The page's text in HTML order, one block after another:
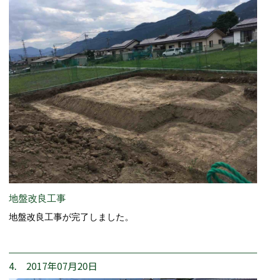
地盤改良工事
地盤改良工事が完了しました。
4. 2017年07月20日